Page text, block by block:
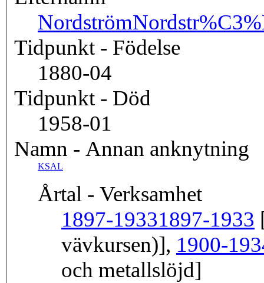
Nordström
Tidpunkt - Födelse
1880-04
Tidpunkt - Död
1958-01
Namn - Annan anknytning
KSAL
Årtal - Verksamhet
1897-19331897-1933
vävkursen)], 1900-
och metallslöjd]